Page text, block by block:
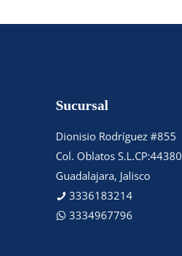
Sucursal
Dionisio Rodríguez #855
Col. Oblatos S.L.CP:44380
Guadalajara, Jalisco
3336183214
3334967796